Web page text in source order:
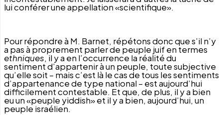
lui conférer une appellation «scientifique».
Pour répondre à M. Barnet, répétons donc que s’il n’y
a pas à proprement parler de peuple juif en termes
ethniques, il y a en l’occurrence la réalité du
sentiment d’appartenir à un peuple, toute subjective
qu’elle soit – mais c’est là le cas de tous les sentiments
d’appartenance de type national – est aujourd’hui
difficilement contestable. Et que, de plus, il y a bien
eu un «peuple yiddish» et il y a bien, aujourd’hui, un
peuple israélien.